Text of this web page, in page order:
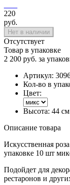
220
руб.
Нет в наличии
Отсутствует
Товар в упаковке
2 200 руб. за
Артикул:
Кол-во в
Цвет:
Высота: 44 см
Описание товара
Искусственная
упаковке 10 шт
Подойдет для
рестаронов и